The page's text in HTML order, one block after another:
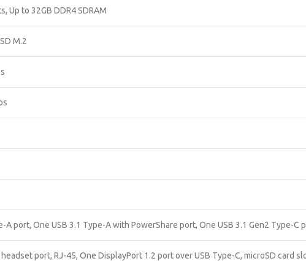
Up to 32GB DDR4 SDRAM
M.2
A port, One USB 3.1 Type-A with PowerShare port, One USB 3.1 Gen2 Type-
headset port, RJ-45, One DisplayPort 1.2 port over USB Type-C, microSD card